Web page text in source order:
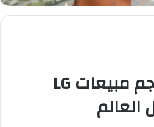
مليون هاتف حجم مبيعات LG